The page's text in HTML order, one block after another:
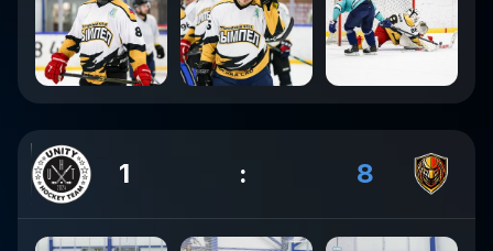
1 : 8